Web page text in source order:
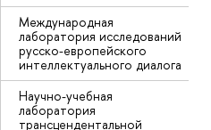
Международная
лаборатория исследований
русско-европейского
интеллектуального диалога
Научно-учебная
лаборатория
трансцендентальной